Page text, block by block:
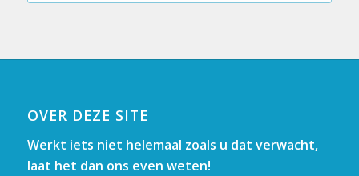
OVER DEZE SITE
Werkt iets niet helemaal zoals u dat verwacht,
laat het dan ons even weten!